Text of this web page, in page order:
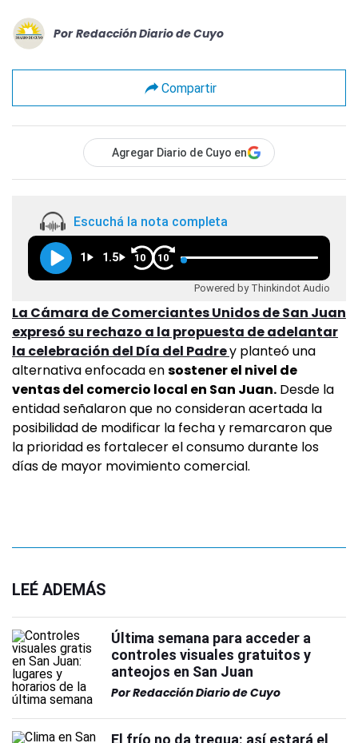
Por Redacción Diario de Cuyo
Compartir
Agregar Diario de Cuyo en
Escuchá la nota completa
1 1.5 10 10
Powered by Thinkindot Audio
La Cámara de Comerciantes Unidos de San Juan
expresó su rechazo a la propuesta de adelantar
la celebración del Día del Padrey planteó una
alternativa enfocada ensostener el nivel de
ventas del comercio local en San Juan. Desde la
entidad señalaron que no consideran acertada la
posibilidad de modificar la fecha y remarcaron que
la prioridad es fortalecer el consumo durante los
días de mayor movimiento comercial.
LEÉ ADEMÁS
Última semana para acceder a
controles visuales gratuitos y
anteojos en San Juan
PorRedacción Diario de Cuyo
El frío no da tregua: así estará el